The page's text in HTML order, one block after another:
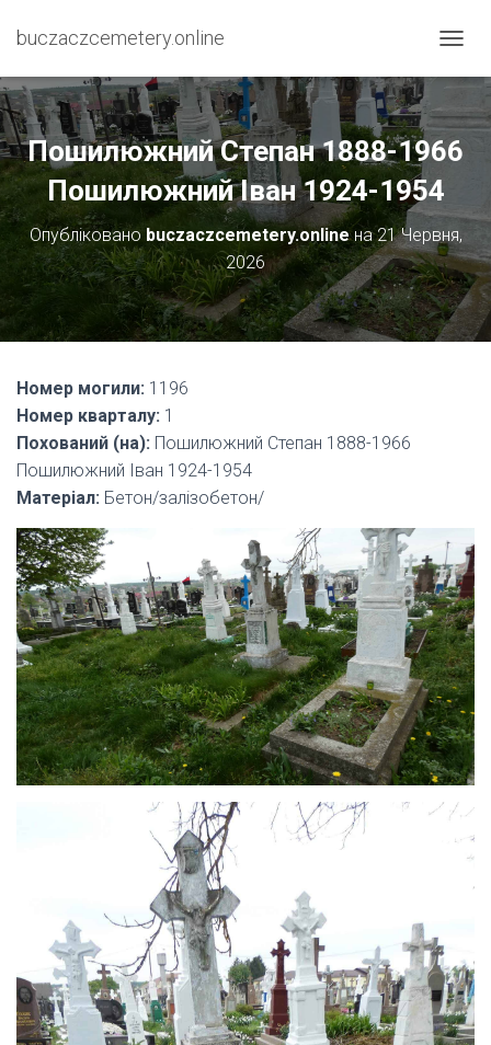
buczaczcemetery.online
Е
Е
М
К
Т
И
Н
А
В
І
Г
Пошилюжний Степан 1888-1966
Пошилюжний Іван 1924-1954
Опубліковано buczaczcemetery.onlineна21 Червня,
2026
Номер могили: 1196
Номер кварталу: 1
Похований (на): Пошилюжний Степан 1888-1966
Пошилюжний Іван 1924-1954
Матеріал: Бетон/залізобетон/